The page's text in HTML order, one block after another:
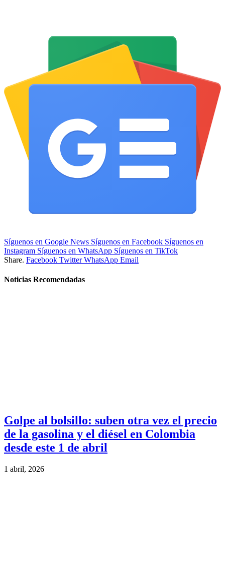
Síguenos en Google News Síguenos en Facebook Síguenos en
Instagram Síguenos en WhatsApp Síguenos en TikTok
Share. Facebook Twitter WhatsApp Email
Noticias Recomendadas
Golpe al bolsillo: suben otra vez el precio
de la gasolina y el diésel en Colombia
desde este 1 de abril
1 abril, 2026